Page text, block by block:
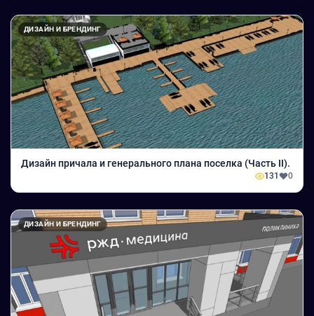
ДИЗАЙН И БРЕНДИНГ
Дизайн причала и генерального плана поселка (Часть II).
131 0
ДИЗАЙН И БРЕНДИНГ